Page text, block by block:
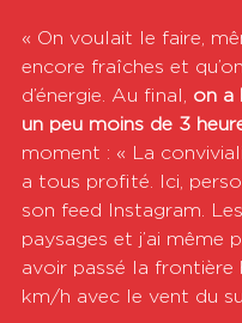
« On voulait le faire,
encore fraîches et
d’énergie. Au final, on a
un peu moins de 3
moment : « La
a tous profité. Ici,
son feed Instagram.
paysages et j’ai même
avoir passé la
km/h avec le vent du